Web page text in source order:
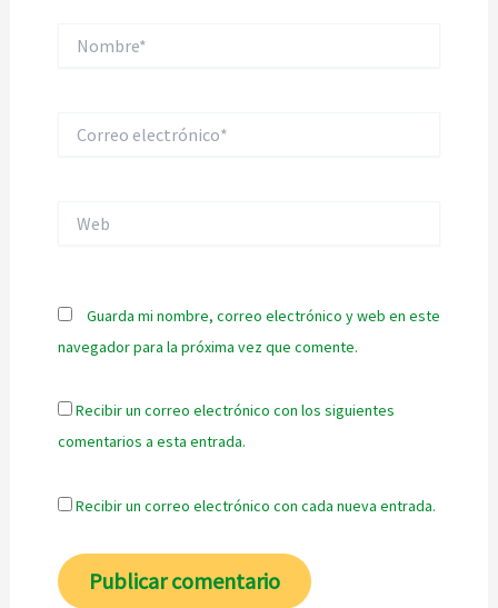
electrónico*
Guarda mi nombre, correo electrónico y web en este
navegador para la próxima vez que comente.
Recibir un correo electrónico con los siguientes
comentarios a esta entrada.
Recibir un correo electrónico con cada nueva entrada.